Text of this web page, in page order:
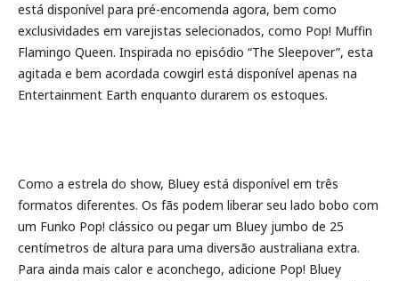
está disponível para pré-encomenda agora, bem como
exclusividades em varejistas selecionados, como Pop! Muffin
Flamingo Queen. Inspirada no episódio “The Sleepover”, esta
agitada e bem acordada cowgirl está disponível apenas na
Entertainment Earth enquanto durarem os estoques.
Como a estrela do show, Bluey está disponível em três
formatos diferentes. Os fãs podem liberar seu lado bobo com
um Funko Pop! clássico ou pegar um Bluey jumbo de 25
centímetros de altura para uma diversão australiana extra.
Para ainda mais calor e aconchego, adicione Pop! Bluey